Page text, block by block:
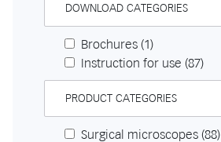
DOWNLOAD CATEGORIES
Brochures (1)
Instruction for use (87)
PRODUCT CATEGORIES
Surgical microscopes (88)